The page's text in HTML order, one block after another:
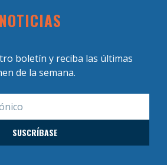
boletín y reciba las últimas
de la semana.